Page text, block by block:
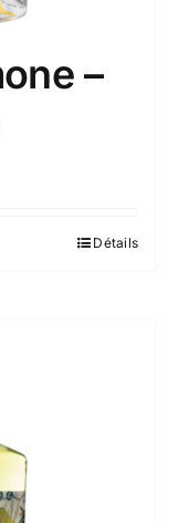
–
Détails